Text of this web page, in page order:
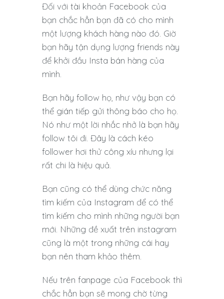
Đối với tài khoản Facebook của
bạn chắc hẳn bạn đã có cho mình
một lượng khách hàng nào đó. Giờ
bạn hãy tận dụng lượng friends này
để khởi đầu Insta bán hàng của
mình.
Bạn hãy follow họ, như vậy bạn có
thể gián tiếp gửi thông báo cho họ.
Nó như một lời nhắc nhở là bạn hãy
follow tôi đi. Đây là cách kéo
follower hơi thử công xíu nhưng lại
rất chi là hiệu quả.
Bạn cũng có thể dùng chức năng
tìm kiếm của Instagram để có thể
tìm kiếm cho mình những người bạn
mới. Những đề xuất trên instagram
cũng là một trong những cái hay
bạn nên tham khảo thêm.
Nếu trên fanpage của Facebook thì
chắc hẳn bạn sẽ mong chờ từng